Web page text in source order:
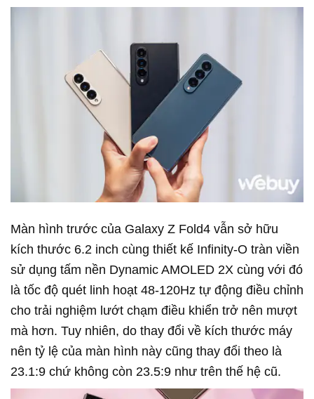
Màn hình trước của Galaxy Z Fold4 vẫn sở hữu
kích thước 6.2 inch cùng thiết kế Infinity-O tràn viền
sử dụng tấm nền Dynamic AMOLED 2X cùng với đó
là tốc độ quét linh hoạt 48-120Hz tự động điều chỉnh
cho trải nghiệm lướt chạm điều khiển trở nên mượt
mà hơn. Tuy nhiên, do thay đổi về kích thước máy
nên tỷ lệ của màn hình này cũng thay đổi theo là
23.1:9 chứ không còn 23.5:9 như trên thế hệ cũ.